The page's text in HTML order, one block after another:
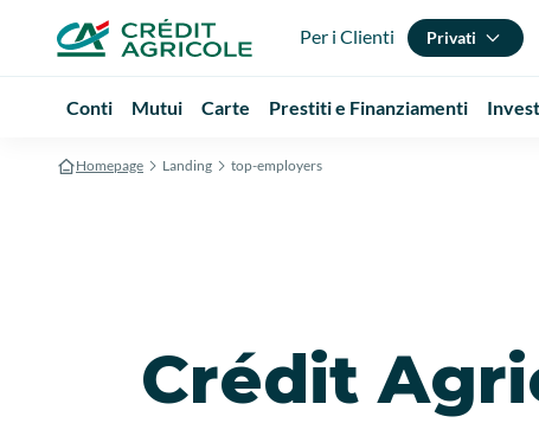
Per i Clienti Privati
Conti Mutui Carte Prestiti e Finanziamenti
Homepage Landing top-employers
Crédit